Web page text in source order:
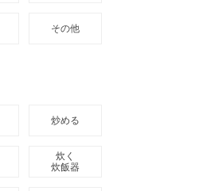
その他
炒める
炊く
炊飯器